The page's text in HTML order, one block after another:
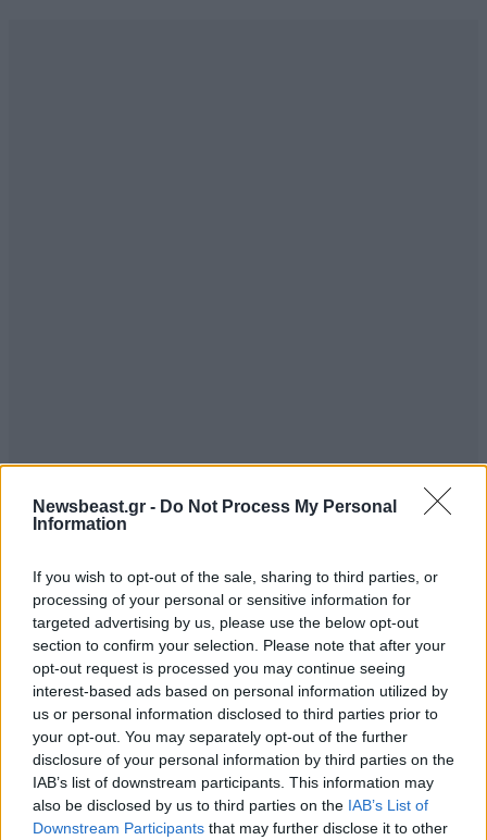
Newsbeast.gr - Do Not Process My Personal
Information
If you wish to opt-out of the sale, sharing to third parties, or
processing of your personal or sensitive information for
targeted advertising by us, please use the below opt-out
section to confirm your selection. Please note that after your
opt-out request is processed you may continue seeing
interest-based ads based on personal information utilized by
us or personal information disclosed to third parties prior to
your opt-out. You may separately opt-out of the further
disclosure of your personal information by third parties on the
IAB’s list of downstream participants. This information may
also be disclosed by us to third parties on the IAB’s List of
Downstream Participants that may further disclose it to other